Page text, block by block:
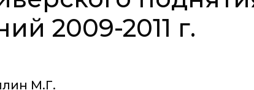
2009-2011 г.
М.Г.